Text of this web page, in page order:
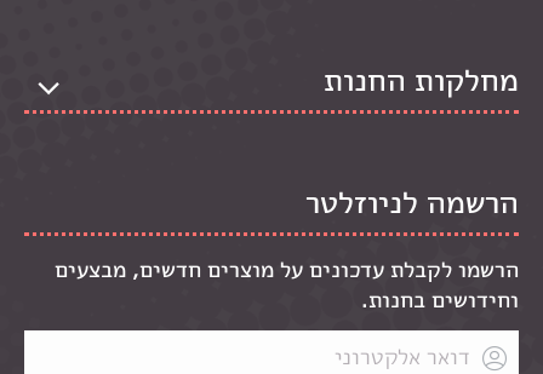
מחלקות החנות
הרשמה לניוזלטר
הרשמו לקבלת עדכונים על מוצרים חדשים, מבצעים
וחידושים בחנות.